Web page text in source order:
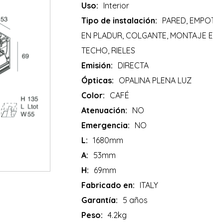
Uso: Interior
Tipo de instalación: PARED,
EN PLADUR, COLGANTE, MONTAJE
TECHO, RIELES
Emisión: DIRECTA
Ópticas: OPALINA PLENA LUZ
Color: CAFÉ
Atenuación: NO
Emergencia: NO
L: 1680mm
A: 53mm
H: 69mm
Fabricado en: ITALY
Garantía: 5 años
Peso: 4.2kg